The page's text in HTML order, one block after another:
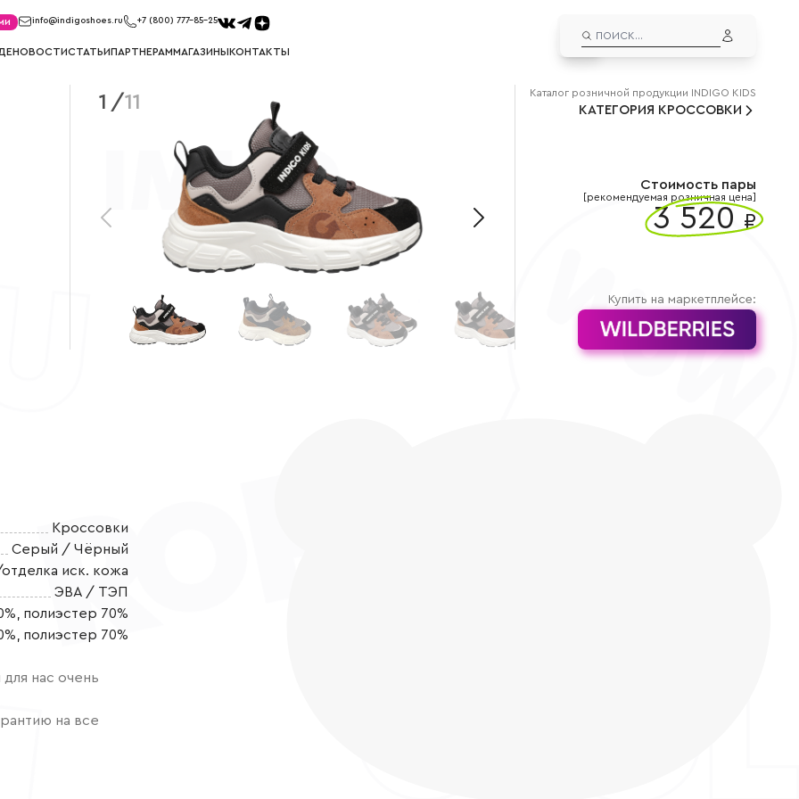
info@indigoshoes.ru +7 (800) 777-85-25
НОВОСТИСТАТЬИПАРТНЕРАММАГАЗИНЫКОНТАКТЫ
EN
ЛИЧНЫЙ КАБИНЕТ
ВЫЙТИ ИЗ АККАУНТА
САНДАЛИИ
Сандалии для девочек
ДУТЫШИ
МЕМБРАНА
Мембрана для мальчиков
Мембрана для девочек
УГГИ
Угги для мальчиков
Угги для девочек
СНОУБУТСЫ
Сноубутсы для мальчиков
1 /11 Каталог розничной продукции INDIGO KIDS
КАТЕГОРИЯ КРОССОВКИ
Стоимость пары
[рекомендуемая розничная цена]
3 520 ₽
Купить на маркетплейсе:
Кроссовки
Серый / Чёрный
иск. кожа
ЭВА / ТЭП
полиэстер 70%
полиэстер 70%
нас очень
на все